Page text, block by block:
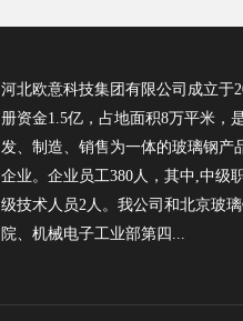
河北欧意科技集团有限公司成立于
册资金1.5亿，占地面积8万平米，
发、制造、销售为一体的玻璃钢产
企业。企业员工380人，其中,中级
级技术人员2人。我公司和北京玻
院、机械电子工业部第四...